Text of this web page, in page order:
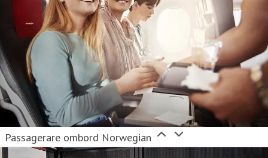
Passagerare ombord Norwegian